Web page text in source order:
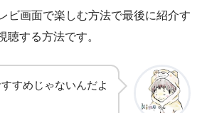
ビ画面で楽しむ方法で最後に紹介す
聴する方法です。
すめじゃないんだよ